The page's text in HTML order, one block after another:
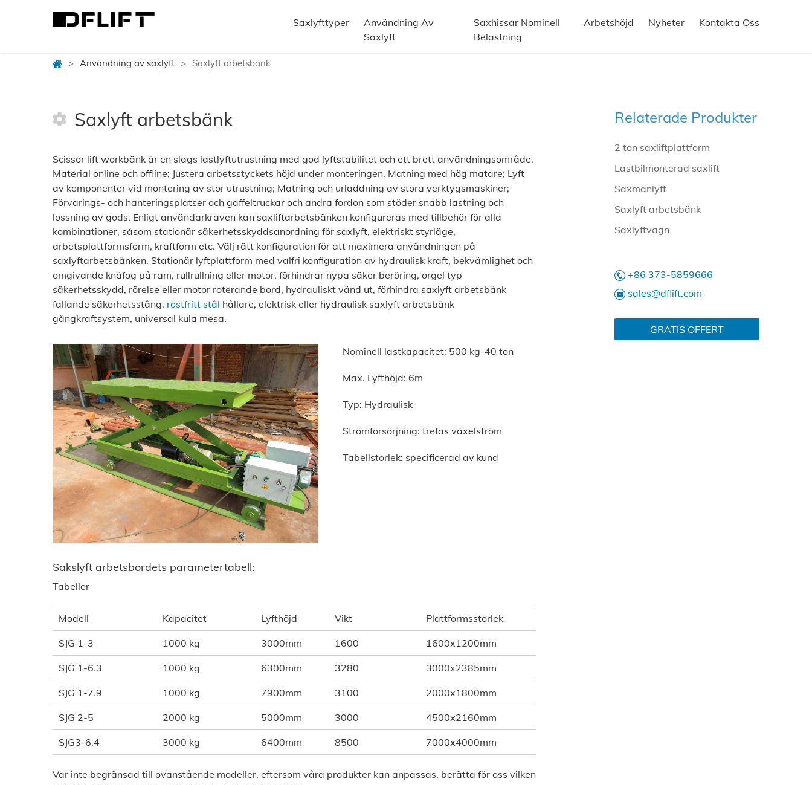
Saxlyfttyper
Användning Av
Saxlyft
Saxhissar Nominell
Belastning
Arbetshöjd Nyheter Kontakta Oss
> Användning av saxlyft > Saxlyft arbetsbänk
Saxlyft arbetsbänk
Scissor lift workbänk är en slags lastlyftutrustning med god lyftstabilitet och ett brett användningsområde.
Material online och offline; Justera arbetsstyckets höjd under monteringen. Matning med hög matare; Lyft
av komponenter vid montering av stor utrustning; Matning och urladdning av stora verktygsmaskiner;
Förvarings- och hanteringsplatser och gaffeltruckar och andra fordon som stöder snabb lastning och
lossning av gods. Enligt användarkraven kan saxliftarbetsbänken konfigureras med tillbehör för alla
kombinationer, såsom stationär säkerhetsskyddsanordning för saxlyft, elektriskt styrläge,
arbetsplattformsform, kraftform etc. Välj rätt konfiguration för att maximera användningen på
saxlyftarbetsbänken. Stationär lyftplattform med valfri konfiguration av hydraulisk kraft, bekvämlighet och
omgivande knäfog på ram, rullrullning eller motor, förhindrar nypa säker beröring, orgel typ
säkerhetsskydd, rörelse eller motor roterande bord, hydrauliskt vänd ut, förhindra saxlyft arbetsbänk
fallande säkerhetsstång, rostfritt stål hållare, elektrisk eller hydraulisk saxlyft arbetsbänk
gångkraftsystem, universal kula mesa.
Nominell lastkapacitet: 500 kg-40 ton
Max. Lyfthöjd: 6m
Typ: Hydraulisk
Strömförsörjning: trefas växelström
Tabellstorlek: specificerad av kund
Sakslyft arbetsbordets parametertabell:
Tabeller
Modell Kapacitet Lyfthöjd Vikt Plattformsstorlek
SJG 1-3 1000 kg 3000mm 1600 1600x1200mm
SJG 1-6.3 1000 kg 6300mm 3280 3000x2385mm
SJG 1-7.9 1000 kg 7900mm 3100 2000x1800mm
SJG 2-5 2000 kg 5000mm 3000 4500x2160mm
SJG3-6.4 3000 kg 6400mm 8500 7000x4000mm
Var inte begränsad till ovanstående modeller, eftersom våra produkter kan anpassas, berätta för oss vilken
Relaterade Produkter
2 ton saxliftplattform
Lastbilmonterad saxlift
Saxmanlyft
Saxlyft arbetsbänk
Saxlyftvagn
+86 373-5859666
sales@dflift.com
GRATIS OFFERT